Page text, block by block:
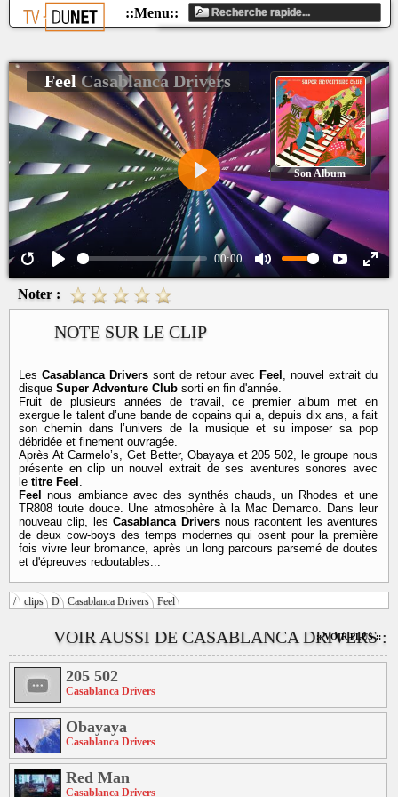
00:00
Play
FeelCasablanca Drivers
Son Album
/ clips D Casablanca Drivers Feel
VOIR AUSSI DE CASABLANCA DRIVERS :
:: VOIR PLUS ::
205 502
Casablanca Drivers
Obayaya
Casablanca Drivers
Red Man
Casablanca Drivers
Noter :
NOTE SUR LE CLIP
Les Casablanca Drivers sont de retour avec Feel , nouvel extrait du
disque Super Adventure Club sorti en fin d'année.
Fruit de plusieurs années de travail, ce premier album met en
exergue le talent d’une bande de copains qui a, depuis dix ans, a fait
son chemin dans l’univers de la musique et su imposer sa pop
débridée et finement ouvragée.
Après At Carmelo’s, Get Better, Obayaya et 205 502, le groupe nous
présente en clip un nouvel extrait de ses aventures sonores avec
le titre Feel .
Feel
nous ambiance avec des synthés chauds, un Rhodes et une
TR808 toute douce. Une atmosphère à la Mac Demarco. Dans leur
nouveau clip, lesCasablanca Driversnous racontent les aventures
de deux cow-boys des temps modernes qui osent pour la première
fois vivre leur bromance, après un long parcours parsemé de doutes
et d'épreuves redoutables...